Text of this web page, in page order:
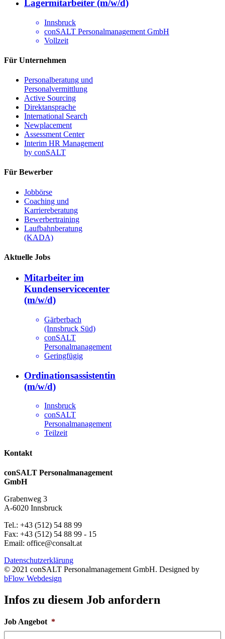
Lagermitarbeiter (m/w/d)
Innsbruck
conSALT Personalmanagement GmbH
Vollzeit
Für Unternehmen
Personalberatung und
Personalvermittlung
Active Sourcing
Direktansprache
International Search
Newplacement
Assessment Center
Interim HR Management
by conSALT
Für Bewerber
Jobbörse
Coaching und
Karriereberatung
Bewerbertraining
Laufbahnberatung
(KADA)
Aktuelle Jobs
Mitarbeiter im
Kundenservicecenter
(m/w/d)
Gärberbach
(Innsbruck Süd)
conSALT
Personalmanagement
Geringfügig
Ordinationsassistentin
(m/w/d)
Innsbruck
conSALT
Personalmanagement
Teilzeit
Kontakt
conSALT Personalmanagement
GmbH
Grabenweg 3
A-6020 Innsbruck
Tel.: +43 (512) 54 88 99
Fax: +43 (512) 54 88 99 - 15
Email: office@consalt.at
Datenschutzerklärung
© 2021 conSALT Personalmanagement GmbH. Designed by
bFlow Webdesign
Infos zu diesem Job anfordern
Job Angebot *